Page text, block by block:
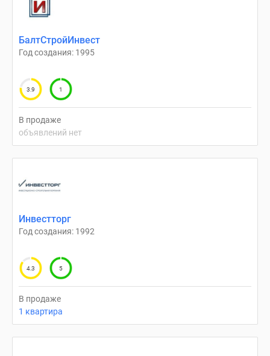
Коттеджные
ипотеку
центры
Коттеджи
Траншевая
ипотека
Скидки
Макс
БалтСтройИнвест
Год создания: 1995
3.9 1
В продаже
объявлений нет
Инвестторг
Год создания: 1992
4.3 5
В продаже
1 квартира